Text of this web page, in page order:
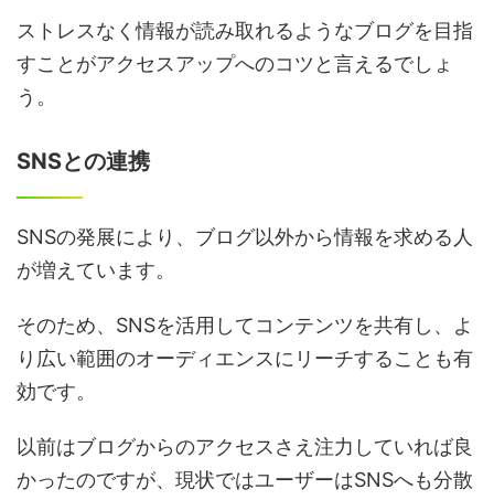
ストレスなく情報が読み取れるようなブログを目指
すことがアクセスアップへのコツと言えるでしょ
う。
SNSとの連携
SNSの発展により、ブログ以外から情報を求める人
が増えています。
そのため、SNSを活用してコンテンツを共有し、よ
り広い範囲のオーディエンスにリーチすることも有
効です。
以前はブログからのアクセスさえ注力していれば良
かったのですが、現状ではユーザーはSNSへも分散